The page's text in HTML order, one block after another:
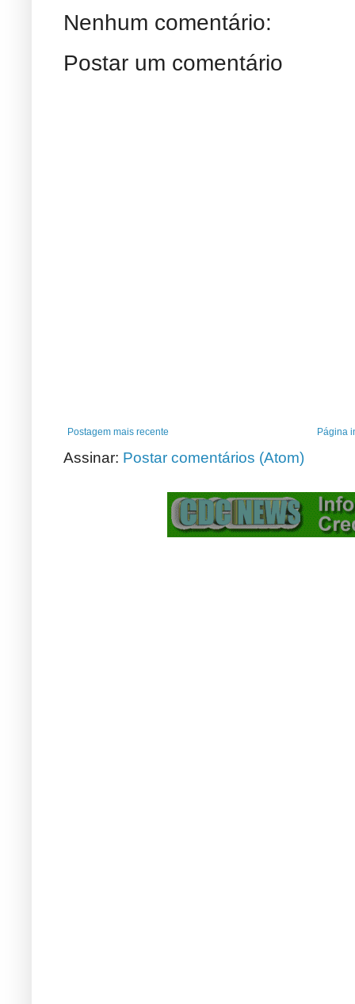
Nenhum comentário:
Postar um comentário
Postagem mais recente Página
Assinar: Postar comentários (Atom)